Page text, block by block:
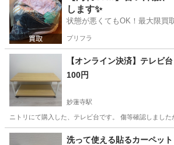
します✨
状態が悪くてもOK！最大限買
プリフラ
【オンライン決済】テレビ
100円
妙蓮寺駅
ニトリにて購入した、テレビ台です。 傷等確認しまし
神奈川 横浜市 妙蓮寺駅 収納家具
洗って使える貼るカーペット